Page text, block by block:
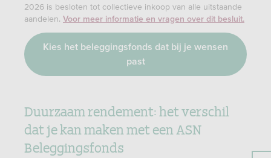
2026 is besloten tot collectieve inkoop van alle uitstaande
aandelen. Voor meer informatie en vragen over dit besluit.
Kies het beleggingsfonds dat bij je wensen
past
Duurzaam rendement:het verschil
dat je kan maken met een ASN
Beleggingsfonds